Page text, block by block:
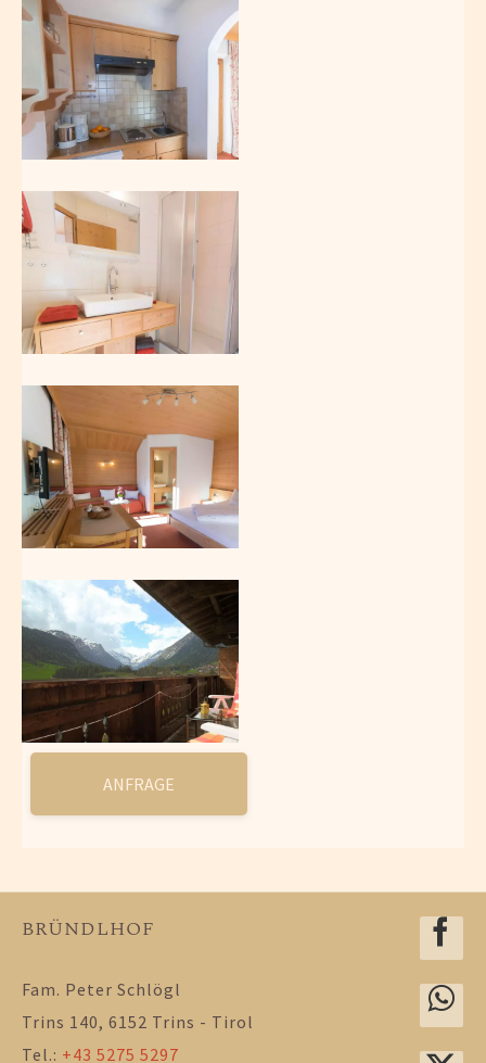
ANFRAGE
BRÜNDLHOF
Fam. Peter Schlögl
Trins 140, 6152 Trins - Tirol
Tel.: +43 5275 5297